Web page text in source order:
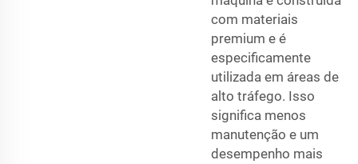
com materiais
premium e é
especificamente
utilizada em áreas de
alto tráfego. Isso
significa menos
manutenção e um
desempenho mais